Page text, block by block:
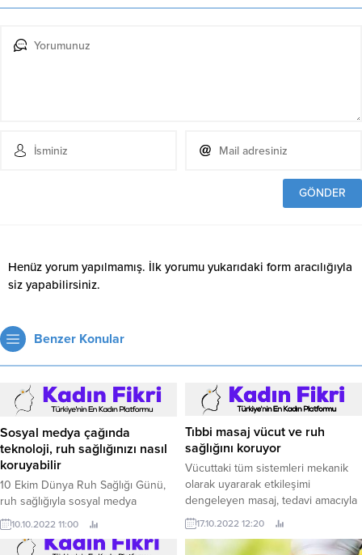
Henüz yorum yapılmamış. İlk yorumu yukarıdaki form aracılığıyla
siz yapabilirsiniz.
Benzer Konular
Sosyal medya çağında
teknoloji, ruh sağlığınızı nasıl
koruyabilir
10 Ekim Dünya Ruh Sağlığı Günü,
ruh sağlığıyla sosyal medya
arasındaki bağlantıyı hatırlamak için
iyi bir zaman.
10.10.2022 11:00
Tıbbi masaj vücut ve ruh
sağlığını koruyor
Vücuttaki tüm sistemleri mekanik
olarak uyararak etkileşimi
dengeleyen masaj, tedavi amacıyla
yapıldığında vücuttaki ağrıyı
azaltarak sinir sistemi üzerinde
pozitif bir etki yaratıyor.
17.10.2022 12:20